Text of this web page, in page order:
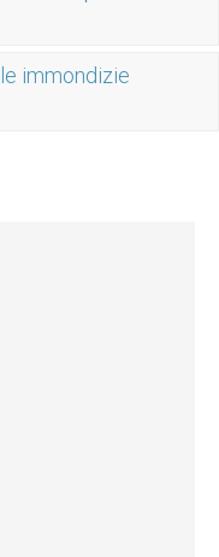
immondizie